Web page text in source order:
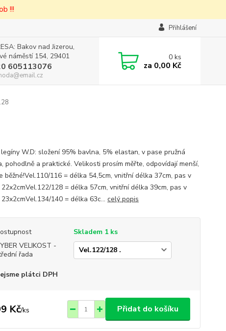
!!!
Přihlášení
Bakov nad Jizerou,
náměstí 154, 29401
605113076
0ks
za 0,00 Kč
W.D: složení 95% bavlna, 5% elastan, v pase pružná
pohodlně a praktické. Velikosti prosím měřte, odpovídají menší,
běžné!Vel.110/116 = délka 54,5cm, vnitřní délka 37cm, pas v
128 = délka 57cm, vnitřní délka 39cm, pas v
140 = délka 63c... celý popis
Skladem 1 ks
VELIKOST -
řada
plátci DPH
Kč/ks Přidat do košíku